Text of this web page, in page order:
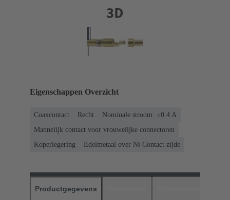
Eigenschappen Overzicht
Coaxcontact Recht
Nominale stroom: ≤0.4 A
Mannelijk contact voor vrouwelijke connectoren
Koperlegering
Edelmetaal over Ni Contact zijde
Productgegevens